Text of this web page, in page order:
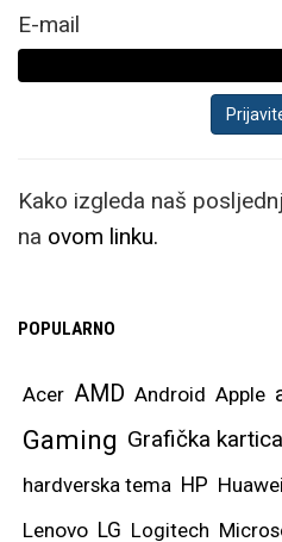
E-mail
Kako izgleda naš
na ovom linku.
POPULARNO
Acer AMD Android Apple
Gaming Grafička kartica
hardverska tema HP Huawei
Lenovo LG Logitech